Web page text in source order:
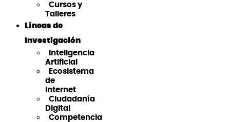
Cursos y
Talleres
Líneas de
Investigación
Inteligencia
Artificial
Ecosistema
de
Internet
Ciudadanía
Digital
Competencia